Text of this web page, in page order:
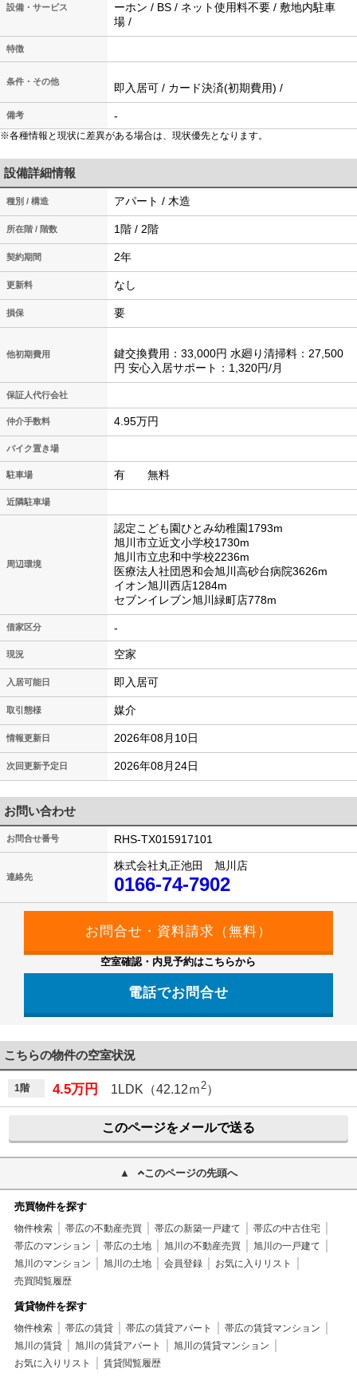
設備・サービス
ーホン / BS / ネット使用料不要 / 敷地内駐車
場 /
特徴
条件・その他 即入居可 / カード決済(初期費用) /
備考 -
※各種情報と現状に差異がある場合は、現状優先となります。
設備詳細情報
種別 / 構造 アパート / 木造
所在階 / 階数 1階 / 2階
契約期間 2年
更新料 なし
損保 要
他初期費用
鍵交換費用：33,000円 水廻り清掃料：27,500
円 安心入居サポート：1,320円/月
保証人代行会社
仲介手数料 4.95万円
バイク置き場
駐車場 有 無料
近隣駐車場
周辺環境
認定こども園ひとみ幼稚園1793m
旭川市立近文小学校1730m
旭川市立忠和中学校2236m
医療法人社団恩和会旭川高砂台病院3626m
イオン旭川西店1284m
セブンイレブン旭川緑町店778m
借家区分 -
現況 空家
入居可能日 即入居可
取引態様 媒介
情報更新日 2026年08月10日
次回更新予定日 2026年08月24日
お問い合わせ
お問合せ番号 RHS-TX015917101
連絡先
株式会社丸正池田 旭川店
0166-74-7902
空室確認・内見予約はこちらから
電話でお問合せ
こちらの物件の空室状況
1階 4.5万円 1LDK（42.12ｍ2）
このページをメールで送る
このページの先頭へ
売買物件を探す
物件検索 帯広の不動産売買 帯広の新築一戸建て
帯広の中古住宅
帯広のマンション
帯広の土地 旭川の不動産売買
旭川の一戸建て
旭川のマンション
旭川の土地 会員登録
お気に入りリスト
売買閲覧履歴
賃貸物件を探す
物件検索 帯広の賃貸 帯広の賃貸アパート
帯広の賃貸マンション
旭川の賃貸
旭川の賃貸アパート
旭川の賃貸マンション
お気に入りリスト
賃貸閲覧履歴